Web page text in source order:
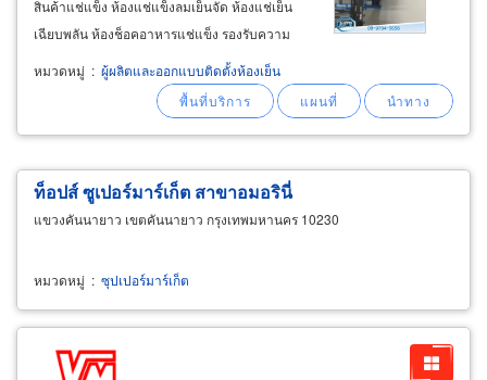
สินค้าแช่แข็ง ห้องแช่แข็งลมเย็นจัด ห้องแช่เย็น
เฉียบพลัน ห้องช็อคอาหารแช่แข็ง รองรับความ
ต้องการของ อุตสาหกรรมอาหาร ธุรกิจอาหาร
พร้อมรับประทานแช่แข็ง (frozen food) ธุรกิจ
อาหารพร้อมรับประทานแช่เย็น (chilled food
หมวดหมู่ : ผู้ผลิตและออกแบบติดตั้งห้องเย็น
ท็อปส์ ซูเปอร์มาร์เก็ต สาขาอมอรินี่
แขวงคันนายาว เขตคันนายาว กรุงเทพมหานคร 10230
หมวดหมู่ : ซุปเปอร์มาร์เก็ต